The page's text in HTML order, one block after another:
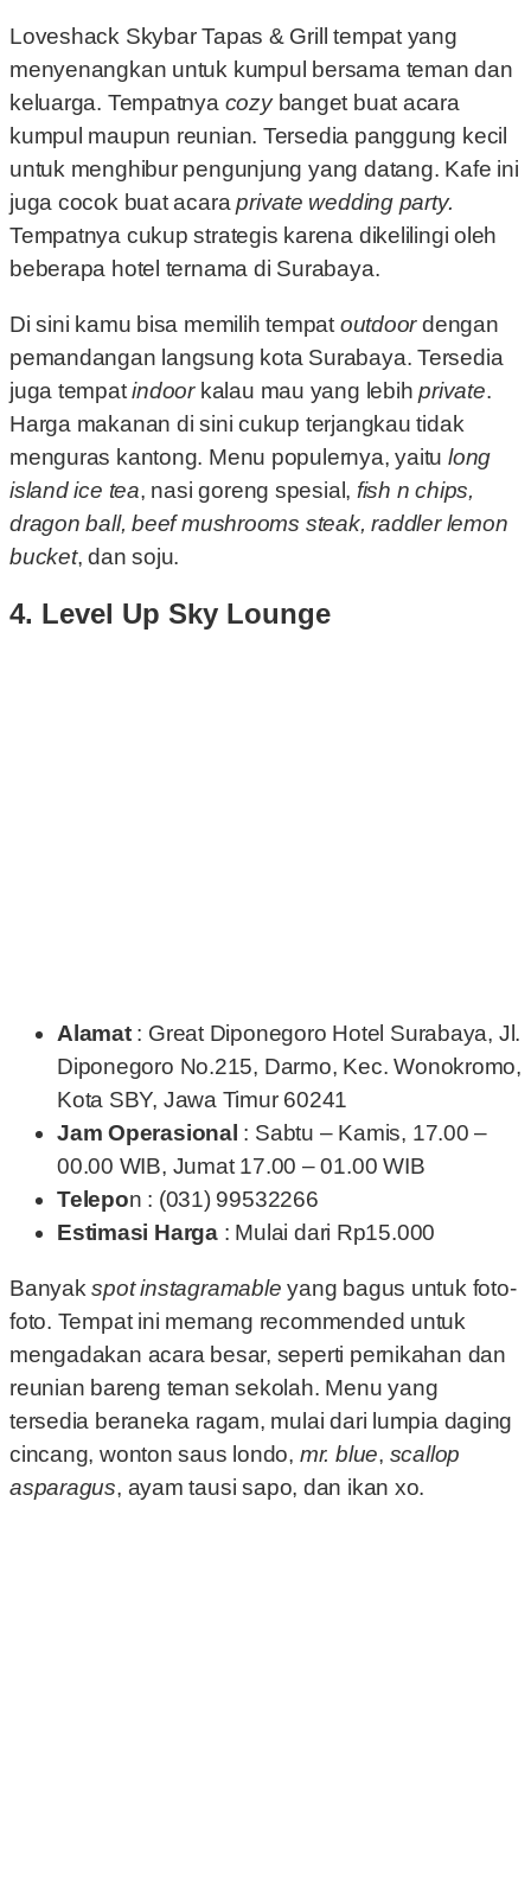
Loveshack Skybar Tapas & Grill tempat yang
menyenangkan untuk kumpul bersama teman dan
keluarga. Tempatnya cozy banget buat acara
kumpul maupun reunian. Tersedia panggung kecil
untuk menghibur pengunjung yang datang. Kafe ini
juga cocok buat acaraprivate wedding party.
Tempatnya cukup strategis karena dikelilingi oleh
beberapa hotel ternama di Surabaya.
Di sini kamu bisa memilih tempat outdoordengan
pemandangan langsung kota Surabaya. Tersedia
juga tempatindoor kalau mau yang lebihprivate.
Harga makanan di sini cukup terjangkau tidak
menguras kantong. Menu populernya, yaitu long
island ice tea, nasi goreng spesial, fish n chips,
dragon ball, beef mushrooms steak, raddler lemon
bucket, dan soju.
4. Level Up Sky Lounge
Alamat : Great Diponegoro Hotel Surabaya, Jl.
Diponegoro No.215, Darmo, Kec. Wonokromo,
Kota SBY, Jawa Timur 60241
Jam Operasional : Sabtu – Kamis, 17.00 –
00.00 WIB, Jumat 17.00 – 01.00 WIB
Telepon : (031) 99532266
Estimasi Harga : Mulai dari Rp15.000
Banyakspot instagramableyang bagus untuk foto-
foto. Tempat ini memang recommended untuk
mengadakan acara besar, seperti pernikahan dan
reunian bareng teman sekolah. Menu yang
tersedia beraneka ragam, mulai dari lumpia daging
cincang, wonton saus londo, mr. blue, scallop
asparagus, ayam tausi sapo, dan ikan xo.